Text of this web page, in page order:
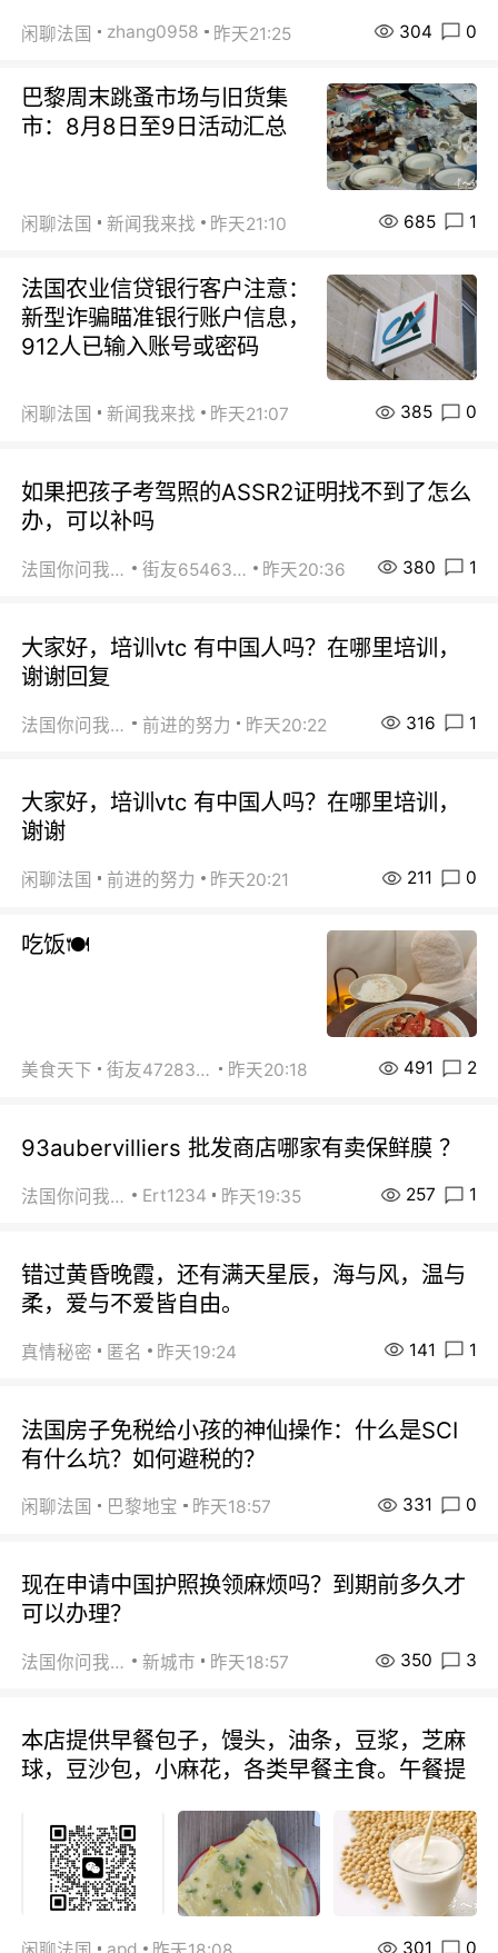
闲聊法国 zhang0958 昨天21:25 304 0
巴黎周末跳蚤市场与旧货集
市：8月8日至9日活动汇总
闲聊法国 新闻我来找 昨天21:10 685 1
法国农业信贷银行客户注意：
新型诈骗瞄准银行账户信息，
912人已输入账号或密码
闲聊法国 新闻我来找 昨天21:07 385 0
如果把孩子考驾照的ASSR2证明找不到了怎么
办，可以补吗
法国你问我答 街友65463281 昨天20:36 380 1
大家好，培训vtc 有中国人吗？在哪里培训，
谢谢回复
法国你问我答 前进的努力 昨天20:22 316 1
大家好，培训vtc 有中国人吗？在哪里培训，
谢谢
闲聊法国 前进的努力 昨天20:21 211 0
吃饭🍽️
美食天下 街友472838572 昨天20:18 491 2
93aubervilliers 批发商店哪家有卖保鲜膜 ？
法国你问我答 Ert1234 昨天19:35 257 1
错过黄昏晚霞，还有满天星辰，海与风，温与
柔，爱与不爱皆自由。
真情秘密 匿名 昨天19:24 141 1
法国房子免税给小孩的神仙操作：什么是SCI
有什么坑？如何避税的？
闲聊法国 巴黎地宝 昨天18:57 331 0
现在申请中国护照换领麻烦吗？到期前多久才
可以办理？
法国你问我答 新城市 昨天18:57 350 3
本店提供早餐包子，馒头，油条，豆浆，芝麻
球，豆沙包，小麻花，各类早餐主食。午餐提
apd 301 0